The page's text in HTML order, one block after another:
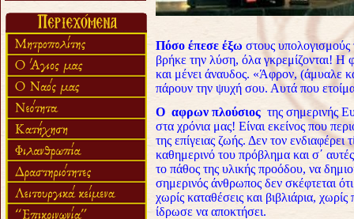
«πολύ αργά».
Ζητείται....
Πόσο έπεσε έξω στους υπολογισμούς
βρήκε την λύση, όλα γκρεμίζονται! Η
και μένει άναυδος. «Άφρον, (άμυαλε
πάρουν την ψυχή σου. Αυτά που
Ο αφρων πλούσιος της σημερινής
στα χρόνια μας! Είναι εκείνος που
της επίγειας ζωής. Δεν τον ενδιαφέρει
καθημερινό του πρόβλημα και σ΄
το πάθος της υλικής προόδου, να
σημερινός άνθρωπος δεν σκέφτεται
χωρίς καταθέσεις και βιβλιάρια,
ίδρωσε να αποκτήσει.